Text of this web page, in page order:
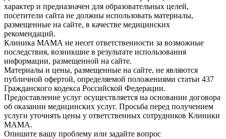
характер и предназначен для образовательных целей,
посетители сайта не должны использовать материалы,
размещенные на сайте, в качестве медицинских
рекомендаций.
Клиника МАМА не несет ответственности за возможные
последствия, возникшие в результате использования
информации, размещенной на сайте.
Материалы и цены, размещенные на сайте, не являются
публичной офертой, определяемой положениями статьи 437
Гражданского кодекса Российской Федерации.
Предоставление услуг осуществляется на основании договора
об оказании медицинских услуг. Просьба перед получением
услуги уточнять цены у ответственных сотрудников Клиники
МАМА.
Опишите вашу проблему или задайте вопрос